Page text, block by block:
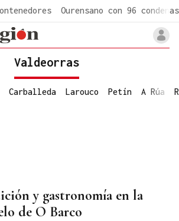
Ourensano con 96 condenas
Valdeorras
Carballeda Larouco Petín A Rúa
y gastronomía en la
de O Barco